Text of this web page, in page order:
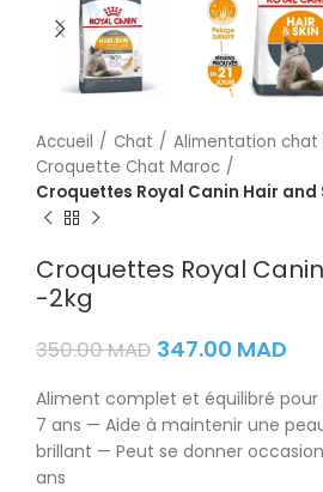
Accueil Chat
Alimentation chat
Croquette Chat Maroc
Croquettes Royal Canin Hair and
Croquettes Royal
-2kg
350.00MAD 347.00 MAD
Aliment complet et équilibré pour
7 ans — Aide à maintenir une
brillant — Peut se donner
ans